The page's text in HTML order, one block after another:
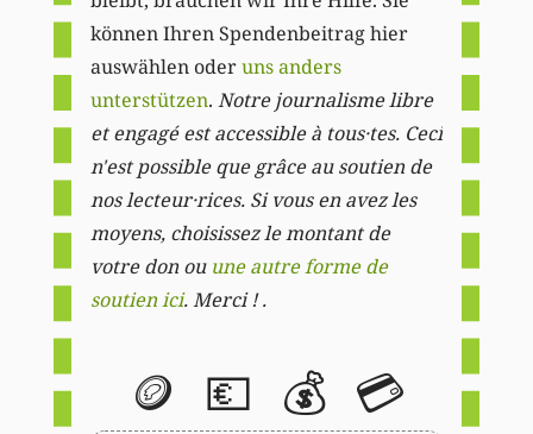
können Ihren Spendenbeitrag hier
auswählen oderuns anders
unterstützen. Notre journalisme libre
et engagé est accessible à tous·tes. Ceci
n'est possible que grâce au soutien de
nos lecteur·rices. Si vous en avez les
moyens, choisissez le montant de
votre don ou une autre forme de
soutien ici. Merci ! .
🪙 💶 💰 💳